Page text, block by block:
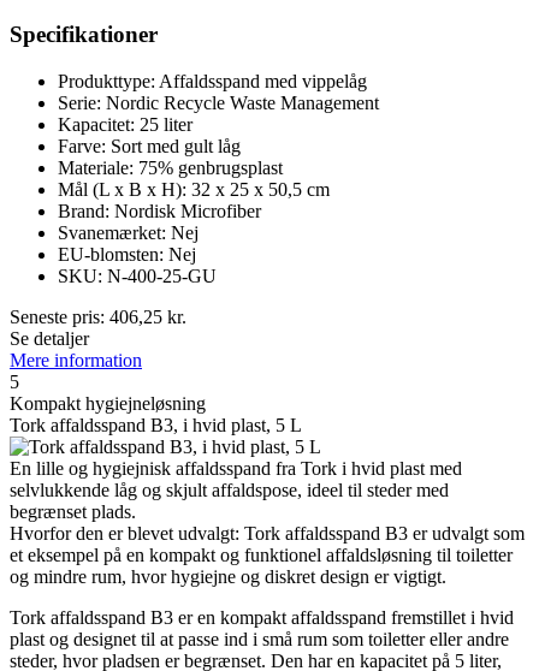
Specifikationer
Produkttype: Affaldsspand med vippelåg
Serie: Nordic Recycle Waste Management
Kapacitet: 25 liter
Farve: Sort med gult låg
Materiale: 75% genbrugsplast
Mål (L x B x H): 32 x 25 x 50,5 cm
Brand: Nordisk Microfiber
Svanemærket: Nej
EU-blomsten: Nej
SKU: N-400-25-GU
Seneste pris: 406,25 kr.
Se detaljer
Mere information
5
Kompakt hygiejneløsning
Tork affaldsspand B3, i hvid plast, 5 L
En lille og hygiejnisk affaldsspand fra Tork i hvid plast med
selvlukkende låg og skjult affaldspose, ideel til steder med
begrænset plads.
Hvorfor den er blevet udvalgt: Tork affaldsspand B3 er udvalgt som
et eksempel på en kompakt og funktionel affaldsløsning til toiletter
og mindre rum, hvor hygiejne og diskret design er vigtigt.
Tork affaldsspand B3 er en kompakt affaldsspand fremstillet i hvid
plast og designet til at passe ind i små rum som toiletter eller andre
steder, hvor pladsen er begrænset. Den har en kapacitet på 5 liter,